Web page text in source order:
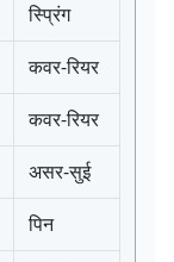
स्प्रिंग
कवर-रियर
कवर-रियर
असर-सुई
पिन